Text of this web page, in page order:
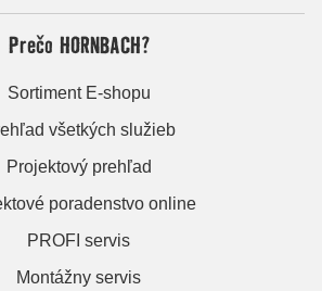
Prečo HORNBACH?
Sortiment E-shopu
všetkých služieb
Projektový prehľad
poradenstvo online
PROFI servis
Montážny servis